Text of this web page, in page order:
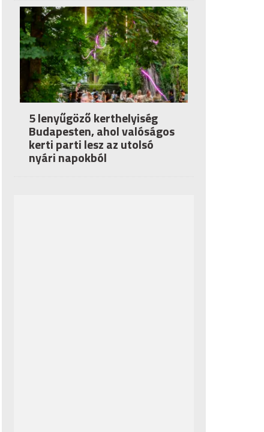
5 lenyűgöző kerthelyiség
Budapesten, ahol valóságos
kerti parti lesz az utolsó
nyári napokból